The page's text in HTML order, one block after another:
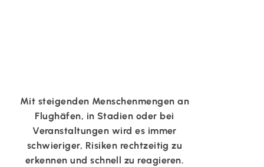
Mit steigenden Menschenmengen an
Flughäfen, in Stadien oder bei
Veranstaltungen wird es immer
schwieriger, Risiken rechtzeitig zu
erkennen und schnell zu reagieren.